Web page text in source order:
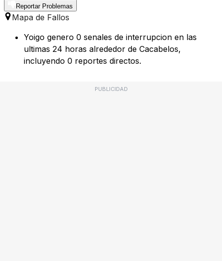
Reportar Problemas
Mapa de Fallos
Yoigo genero 0 senales de interrupcion en las
ultimas 24 horas alrededor de Cacabelos,
incluyendo 0 reportes directos.
PUBLICIDAD